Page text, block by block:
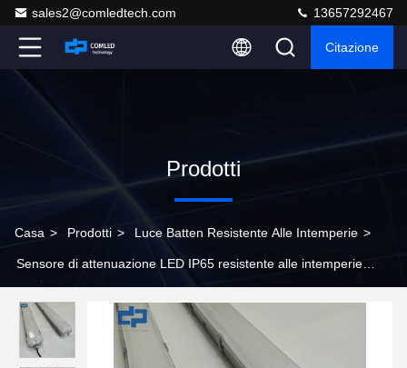
sales2@comledtech.com 13657292467
Citazione
Prodotti
Casa > Prodotti > Luce Batten Resistente Alle Intemperie >
Sensore di attenuazione LED IP65 resistente alle intemperie